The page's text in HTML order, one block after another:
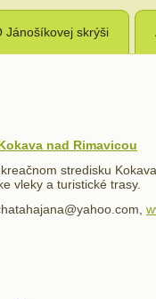
Jánošíkovej skrýši
nad Rimavicou
stredisku
vleky a turistické trasy.